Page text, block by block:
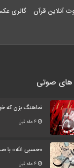
آنلاین قرآن گالری
های صوتی
نماهنگ بزن که
4 ماه قبل
«حسبی الله»
4 ماه قبل